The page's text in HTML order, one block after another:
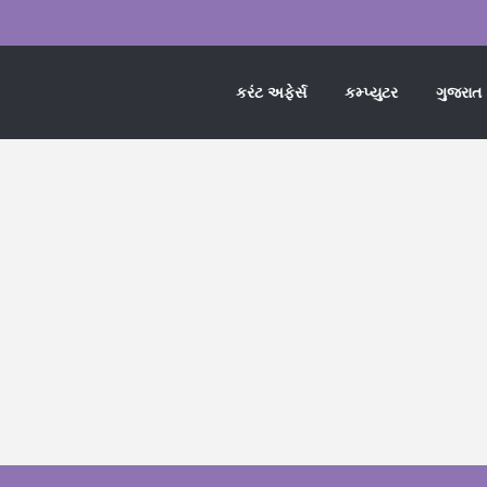
કરંટ અફેર્સ કમ્પ્યુટર ગુજરાત